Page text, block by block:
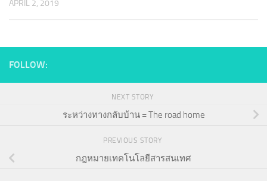
APRIL 2, 2019
FOLLOW:
NEXT STORY
ระหว่างทางกลับบ้าน = The road home
PREVIOUS STORY
กฎหมายเทคโนโลยีสารสนเทศ